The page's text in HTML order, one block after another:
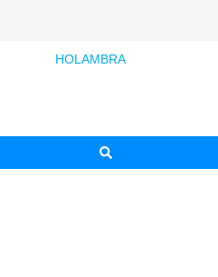
HOLAMBRA